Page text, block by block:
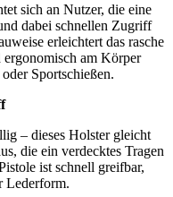
sich an Nutzer, die eine
dabei schnellen Zugriff
erleichtert das rasche
am Körper
Sportschießen.
– dieses Holster gleicht
die ein verdecktes Tragen
ist schnell greifbar,
Lederform.